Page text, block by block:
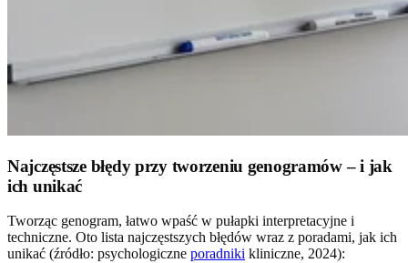
Najczęstsze błędy przy tworzeniu genogramów – i jak
ich unikać
Tworząc genogram, łatwo wpaść w pułapki interpretacyjne i
techniczne. Oto lista najczęstszych błędów wraz z poradami, jak ich
unikać (źródło: psychologiczne poradniki kliniczne, 2024):